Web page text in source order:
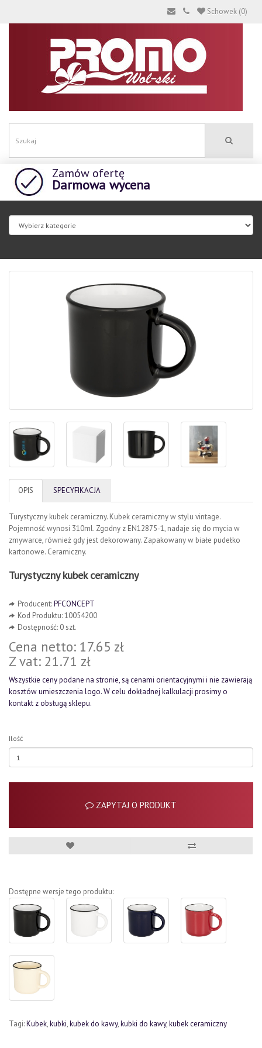
Schowek (0)
Zamów ofertę
Darmowa wycena
OPIS SPECYFIKACJA
Turystyczny kubek ceramiczny. Kubek ceramiczny w stylu vintage.
Pojemność wynosi 310ml. Zgodny z EN12875-1, nadaje się do mycia w
zmywarce, również gdy jest dekorowany. Zapakowany w białe pudełko
kartonowe. Ceramiczny.
Turystyczny kubek ceramiczny
Producent:PFCONCEPT
Kod Produktu: 10054200
Dostępność: 0 szt.
Cena netto: 17.65 zł
Z vat: 21.71 zł
Wszystkie ceny podane na stronie, są cenami orientacyjnymi i nie zawierają
kosztów umieszczenia logo. W celu dokładnej kalkulacji prosimy o
kontakt z obsługą sklepu.
Ilość
ZAPYTAJ O PRODUKT
Dostępne wersje tego produktu:
Tagi:Kubek,kubki,kubek do kawy,kubki do kawy,kubek ceramiczny